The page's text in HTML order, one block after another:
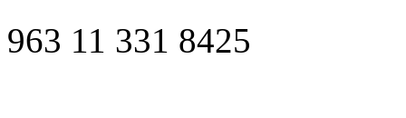
963 11 331 8425